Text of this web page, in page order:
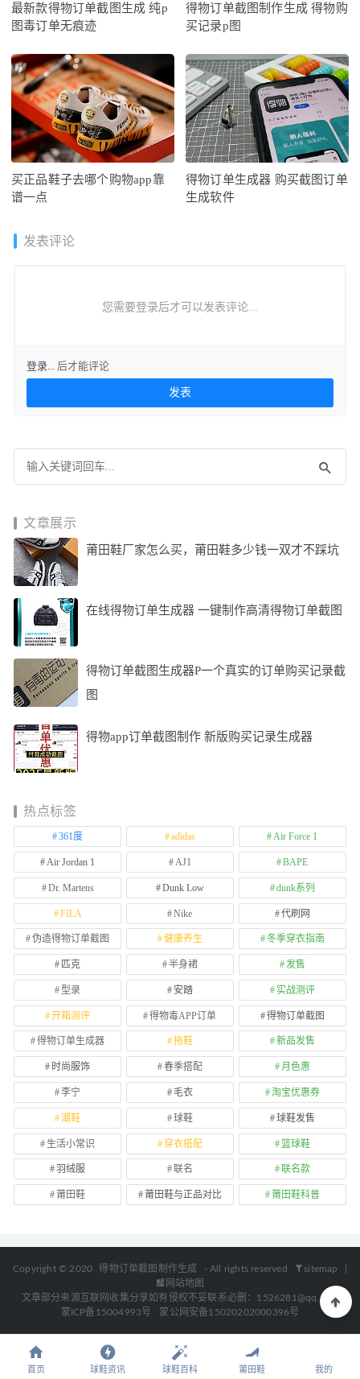
最新款得物订单截图生成 纯p
图毒订单无痕迹
得物订单截图制作生成 得物购
买记录p图
买正品鞋子去哪个购物app靠
谱一点
得物订单生成器 购买截图订单
生成软件
发表评论
您需要登录后才可以发表评论...
登录... 后才能评论
文章展示
莆田鞋厂家怎么买，莆田鞋多少钱一双才不踩坑
在线得物订单生成器 一键制作高清得物订单截图
得物订单截图生成器P一个真实的订单购买记录截
图
得物app订单截图制作 新版购买记录生成器
热点标签
361度 adidas Air Force 1
Air Jordan 1 AJ1 BAPE
Dr. Martens Dunk Low dunk系列
FILA Nike 代刷网
伪造得物订单截图 健康养生 冬季穿衣指南
匹克 半身裙 发售
型录 安踏 实战测评
开箱测评 得物毒APP订单 得物订单截图
得物订单生成器 拖鞋 新品发售
时尚服饰 春季搭配 月色惠
李宁 毛衣 淘宝优惠券
潮鞋 球鞋 球鞋发售
生活小常识 穿衣搭配 篮球鞋
羽绒服 联名 联名款
莆田鞋 莆田鞋与正品对比 莆田鞋科普
Copyright © 2020 得物订单截图制作生成 - All rights reserved sitemap
网站地图
文章部分来源互联网收集分享如有侵权不妥联系必删：1526281@qq.com
蒙ICP备15004993号
蒙公网安备15020202000396号
首页 球鞋资讯 球鞋百科 莆田鞋 我的